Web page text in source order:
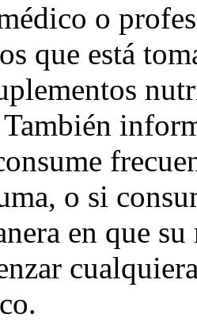
o
que está
o si
en que